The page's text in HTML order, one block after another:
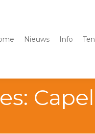
Nieuws Info